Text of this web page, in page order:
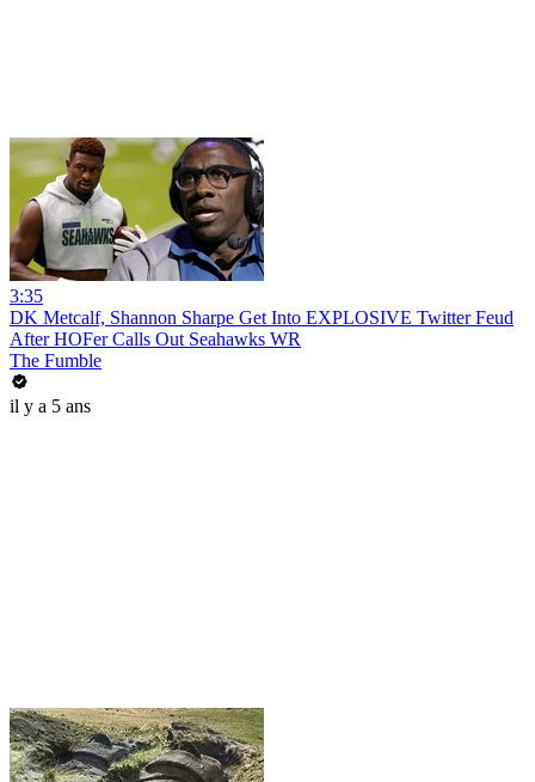
3:35
DK Metcalf, Shannon Sharpe Get Into EXPLOSIVE Twitter Feud
After HOFer Calls Out Seahawks WR
The Fumble
il y a 5 ans